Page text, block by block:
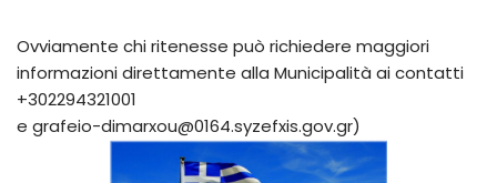
Ovviamente chi ritenesse può richiedere maggiori
informazioni direttamente alla Municipalità ai contatti
+302294321001
e grafeio-dimarxou@0164.syzefxis.gov.gr)